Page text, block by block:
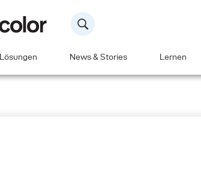
Lösungen News & Stories Lernen